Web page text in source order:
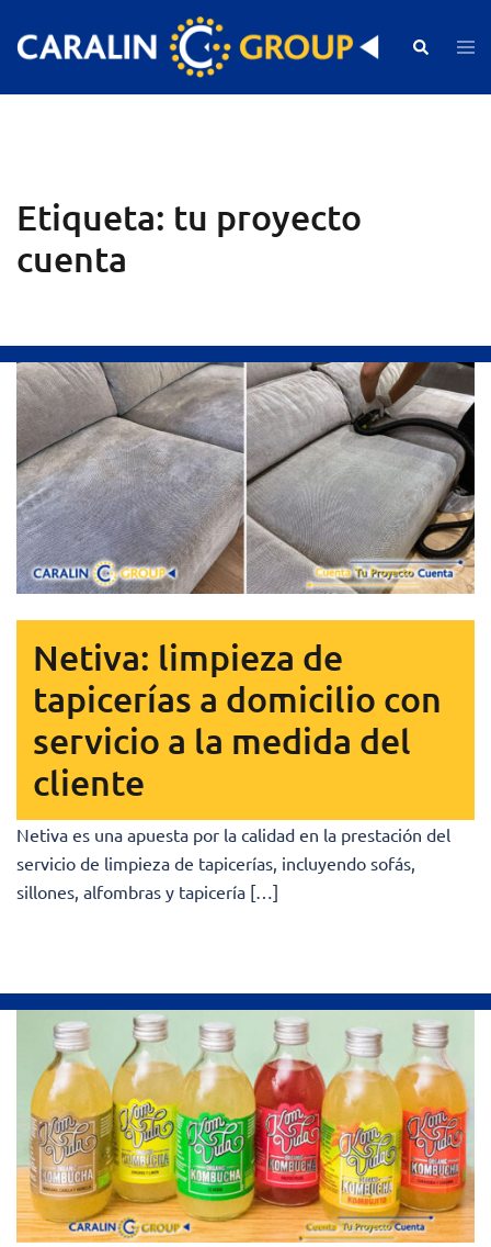
Search
Etiqueta: tu proyecto
cuenta
Netiva: limpieza de
tapicerías a domicilio con
servicio a la medida del
cliente
Netiva es una apuesta por la calidad en la prestación del
servicio de limpieza de tapicerías, incluyendo sofás,
sillones, alfombras y tapicería […]